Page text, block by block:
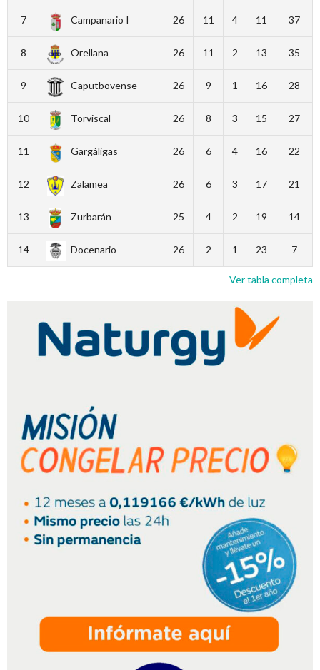
7 Campanario I 26 11 4 11 37
8 Orellana 26 11 2 13 35
9 Caputbovense 26 9 1 16 28
10 Torviscal 26 8 3 15 27
11 Gargáligas 26 6 4 16 22
12 Zalamea 26 6 3 17 21
13 Zurbarán 25 4 2 19 14
14 Docenario 26 2 1 23 7
Ver tabla completa